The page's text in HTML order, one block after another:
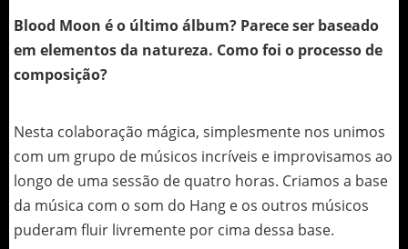
Blood Moon é o último álbum? Parece ser baseado
em elementos da natureza. Como foi o processo de
composição?
Nesta colaboração mágica, simplesmente nos unimos
com um grupo de músicos incríveis e improvisamos ao
longo de uma sessão de quatro horas. Criamos a base
da música com o som do Hang e os outros músicos
puderam fluir livremente por cima dessa base.